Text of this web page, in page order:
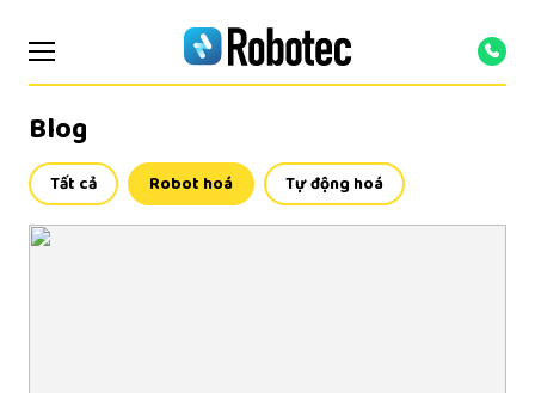
Blog
Tất cả Robot hoá Tự động hoá